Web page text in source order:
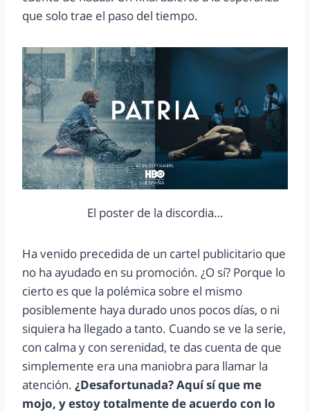
que solo trae el paso del tiempo.
El poster de la discordia…
Ha venido precedida de un cartel publicitario que
no ha ayudado en su promoción. ¿O sí? Porque lo
cierto es que la polémica sobre el mismo
posiblemente haya durado unos pocos días, o ni
siquiera ha llegado a tanto. Cuando se ve la serie,
con calma y con serenidad, te das cuenta de que
simplemente era una maniobra para llamar la
atención. ¿Desafortunada? Aquí sí que me
mojo, y estoy totalmente de acuerdo con lo